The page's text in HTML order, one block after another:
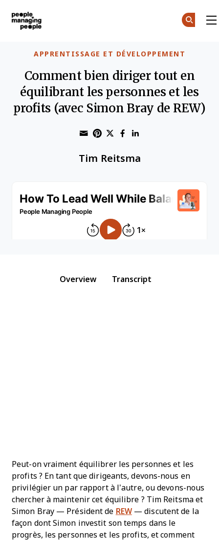
APPRENTISSAGE ET DÉVELOPPEMENT
Comment bien diriger tout en
équilibrant les personnes et les
profits (avec Simon Bray de REW)
Share through Email
Print this page
Share on Pinterest
Share on Twitter
Share on
Tim Reitsma
Overview Transcript
Peut-on vraiment équilibrer les personnes et les
profits ? En tant que dirigeants, devons-nous en
privilégier un par rapport à l’autre, ou devons-nous
chercher à maintenir cet équilibre ? Tim Reitsma et
Simon Bray — Président de REW— discutent de la
façon dont Simon investit son temps dans le
progrès, les personnes et les profits, et comment